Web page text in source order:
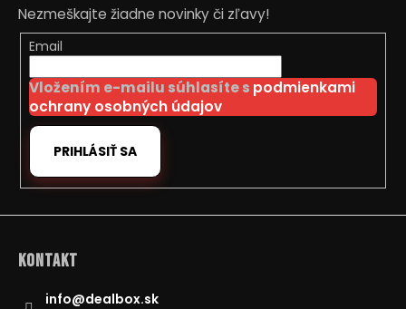
Nezmeškajte žiadne novinky či zľavy!
Email
Vložením e-mailu súhlasíte s podmienkami
ochrany osobných údajov
PRIHLÁSIŤ SA
Kontakt
info@dealbox.sk